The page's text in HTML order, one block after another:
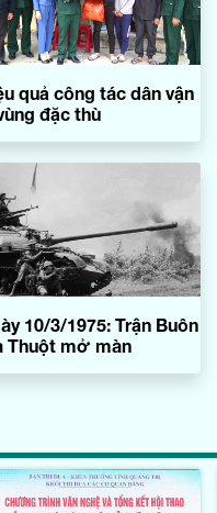
quả công tác dân vận
đặc thù
10/3/1975: Trận Buôn
Thuột mở màn